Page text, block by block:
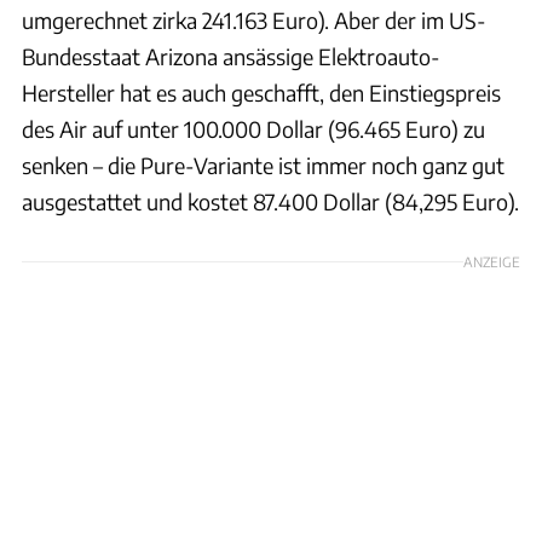
umgerechnet zirka 241.163 Euro). Aber der im US-
Bundesstaat Arizona ansässige Elektroauto-
Hersteller hat es auch geschafft, den Einstiegspreis
des Air auf unter 100.000 Dollar (96.465 Euro) zu
senken – die Pure-Variante ist immer noch ganz gut
ausgestattet und kostet 87.400 Dollar (84,295 Euro).
ANZEIGE